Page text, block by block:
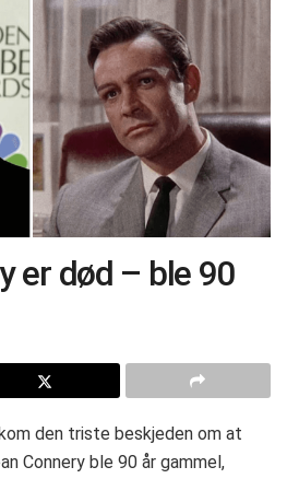
er død – ble 90
den triste beskjeden om at
Connery ble 90 år gammel,